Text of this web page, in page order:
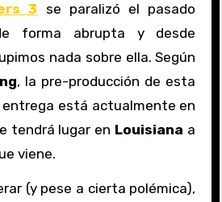
3 se paralizó el pasado
forma abrupta y desde
nada sobre ella. Según
, la pre-producción de esta
está actualmente en
tendrá lugar en Louisiana a
viene.
(y pese a cierta polémica),